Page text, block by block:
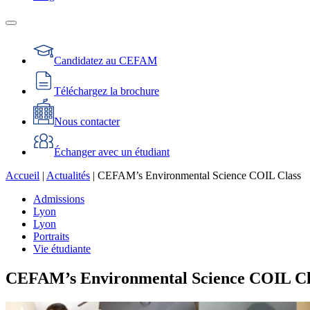
Candidatez au CEFAM
Téléchargez la brochure
Nous contacter
Échanger avec un étudiant
Accueil | Actualités | CEFAM’s Environmental Science COIL Class
Admissions
Lyon
Lyon
Portraits
Vie étudiante
CEFAM’s Environmental Science COIL